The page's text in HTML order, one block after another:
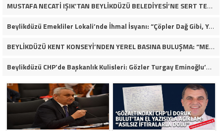
MUSTAFA NECATİ IŞIK’TAN BEYLİKDÜZÜ BELEDİYESİ’NE SERT TEPKİ: “İLK AÇILDIĞI GÜNKÜ GİBİ DEĞİL!”
Beylikdüzü Emekliler Lokali’nde İhmal İsyanı: “Çöpler Dağ Gibi, Yaşlılarımız Kaderine Terk Edildi!”
BEYLİKDÜZÜ KENT KONSEYİ’NDEN YEREL BASINA BULUŞMA: “MEVZU MEMLEKET MESELESİ
Beylikdüzü CHP’de Başkanlık Kulisleri: Gözler Turgay Eminoğlu’nda!